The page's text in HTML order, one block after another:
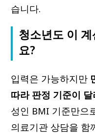
습니다.
청소년도 이
요?
입력은 가능하지만
따라 판정 기준이
성인 BMI 기준만으
의료기관 상담을 함